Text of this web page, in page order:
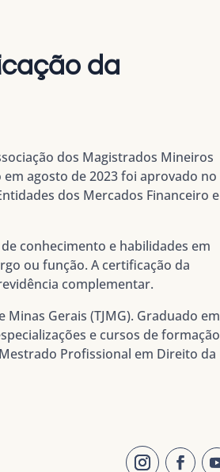
da
dos Magistrados Mineiros
agosto de 2023 foi aprovado no
dos Mercados Financeiro e
conhecimento e habilidades em
ou função. A certificação da
complementar.
Gerais (TJMG). Graduado em
e cursos de formação
Profissional em Direito da